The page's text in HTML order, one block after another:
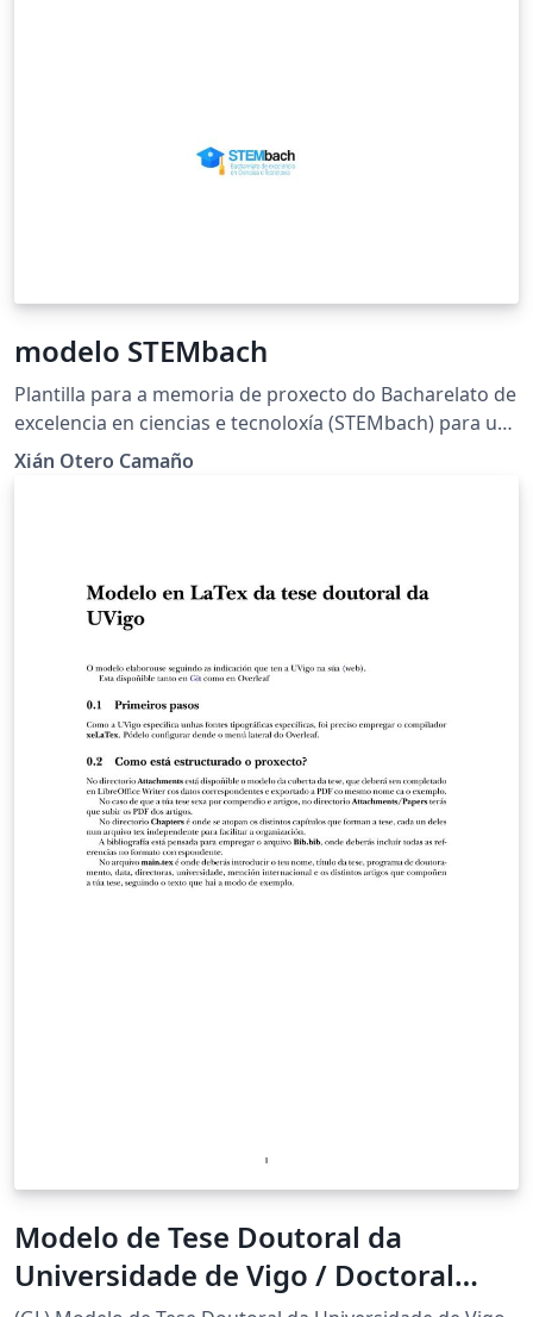
modelo STEMbach
Plantilla para a memoria de proxecto do Bacharelato de
excelencia en ciencias e tecnoloxía (STEMbach) para uso
dos estudantes do IES Plurilingüe Rosalía de Castro.
Xián Otero Camaño
Modelo de Tese Doutoral da
Universidade de Vigo / Doctoral